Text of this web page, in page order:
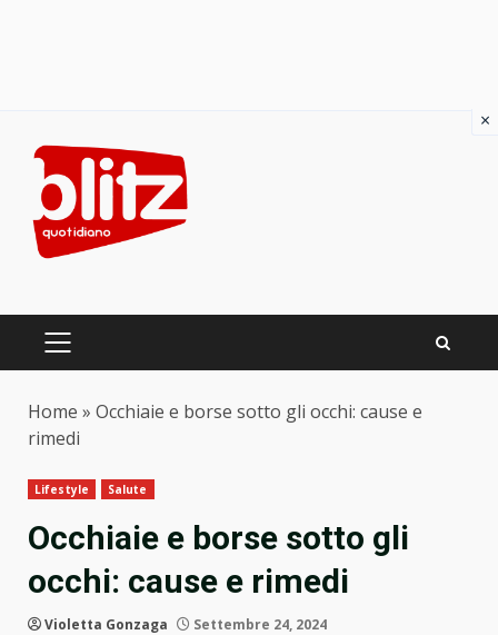
content
PRIMARY
Home » Occhiaie e borse sotto gli occhi: cause e
rimedi
Lifestyle Salute
Occhiaie e borse sotto gli
occhi: cause e rimedi
Violetta Gonzaga Settembre 24, 2024
×